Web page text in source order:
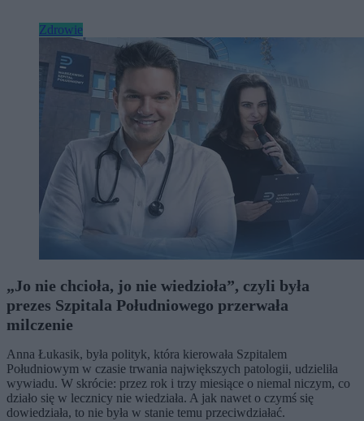
Zdrowie
„Jo nie chcioła, jo nie wiedzioła”, czyli była
prezes Szpitala Południowego przerwała
milczenie
Anna Łukasik, była polityk, która kierowała Szpitalem
Południowym w czasie trwania największych patologii, udzieliła
wywiadu. W skrócie: przez rok i trzy miesiące o niemal niczym, co
działo się w lecznicy nie wiedziała. A jak nawet o czymś się
dowiedziała, to nie była w stanie temu przeciwdziałać.